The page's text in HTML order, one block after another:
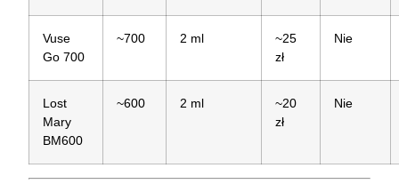
Vuse
Go 700
~700 2 ml
~25
zł
Nie
Lost
Mary
BM600
~600 2 ml
~20
zł
Nie